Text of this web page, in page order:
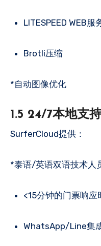
LITESPEED WEB
Brotli压缩
*自动图像优化
1.5 24/7本地支持
SurferCloud提供：
*泰语/英语双语技术人
<15分钟的门票响应
WhatsApp/Line集